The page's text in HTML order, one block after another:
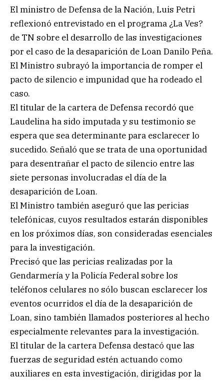
El ministro de Defensa de la Nación, Luis Petri
reflexionó entrevistado en el programa ¿La Ves?
de TN sobre el desarrollo de las investigaciones
por el caso de la desaparición de Loan Danilo Peña.
El Ministro subrayó la importancia de romper el
pacto de silencio e impunidad que ha rodeado el
caso.
El titular de la cartera de Defensa recordó que
Laudelina ha sido imputada y su testimonio se
espera que sea determinante para esclarecer lo
sucedido. Señaló que se trata de una oportunidad
para desentrañar el pacto de silencio entre las
siete personas involucradas el día de la
desaparición de Loan.
El Ministro también aseguró que las pericias
telefónicas, cuyos resultados estarán disponibles
en los próximos días, son consideradas esenciales
para la investigación.
Precisó que las pericias realizadas por la
Gendarmería y la Policía Federal sobre los
teléfonos celulares no sólo buscan esclarecer los
eventos ocurridos el día de la desaparición de
Loan, sino también llamados posteriores al hecho
especialmente relevantes para la investigación.
El titular de la cartera Defensa destacó que las
fuerzas de seguridad estén actuando como
auxiliares en esta investigación, dirigidas por la